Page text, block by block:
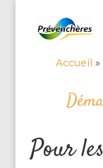
Accueil »
Pour